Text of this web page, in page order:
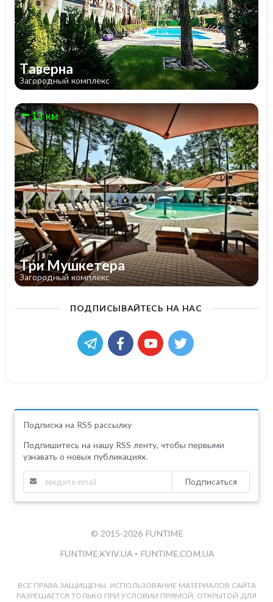
Таверна
Загородный комплекс
13 км
Три Мушкетера
Загородный комплекс
ПОДПИСЫВАЙТЕСЬ НА НАС
Подписка на RSS рассылку
Подпишитесь на нашу RSS ленту, чтобы первыми
узнавать о новых публикациях.
Подписаться
© 2015-2026 FUNTIME
FUNTIME.KYIV.UA • FUNTIME.COM.UA
ВСЕ ПРАВА ЗАЩИЩЕНЫ. ИСПОЛЬЗОВАНИЕ МАТЕРИАЛОВ САЙТА
РАЗРЕШАЕТСЯ ТОЛЬКО ПРИ УСЛОВИИ ПРЯМОЙ, ОТКРЫТОЙ ДЛЯ